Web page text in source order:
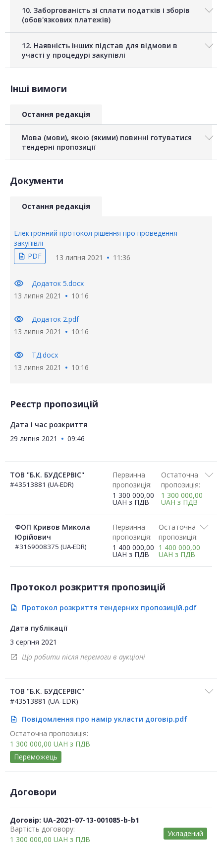
10. Заборгованість зі сплати податків і зборів
(обов'язкових платежів)
12. Наявність інших підстав для відмови в
участі у процедурі закупівлі
Інші вимоги
Остання редакція
Мова (мови), якою (якими) повинні готуватися
тендерні пропозиції
Документи
Остання редакція
Електронний протокол рішення про проведення
закупівлі
description PDF 13 липня 2021 11:36
visibility
Додаток 5.docx
13 липня 2021
10:16
visibility
Додаток 2.pdf
13 липня 2021
10:16
visibility
ТД.docx
13 липня 2021
10:16
Реєстр пропозицій
Дата і час розкриття
29 липня 2021
09:46
ТОВ "Б.К. БУДСЕРВІС"
#43513881 (UA-EDR)
Первинна
пропозиція:
1 300 000,00
UAH з ПДВ
Остаточна
пропозиція:
1 300 000,00
UAH з ПДВ
ФОП Кривов Микола
Юрійович
#3169008375 (UA-EDR)
Первинна
пропозиція:
1 400 000,00
UAH з ПДВ
Остаточна
пропозиція:
1 400 000,00
UAH з ПДВ
Протокол розкриття пропозицій
description Протокол розкриття тендерних пропозицій.pdf
Дата публікації
3 серпня 2021
open_in_new Що робити після перемоги в аукціоні
ТОВ "Б.К. БУДСЕРВІС"
#43513881 (UA-EDR)
description
Повідомлення про намір укласти договір.pdf
Остаточна пропозиція:
1 300 000,00 UAH з ПДВ
Переможець
Договори
Договір: UA-2021-07-13-001085-b-b1
Вартість договору:
1 300 000,00 UAH з ПДВ
Укладений